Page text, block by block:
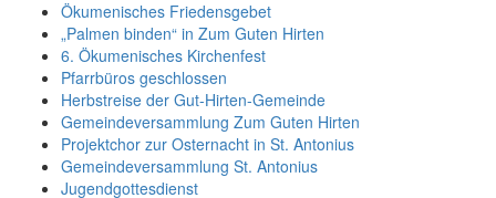
Ökumenisches Friedensgebet
„Palmen binden“ in Zum Guten Hirten
6. Ökumenisches Kirchenfest
Pfarrbüros geschlossen
Herbstreise der Gut-Hirten-Gemeinde
Gemeindeversammlung Zum Guten Hirten
Projektchor zur Osternacht in St. Antonius
Gemeindeversammlung St. Antonius
Jugendgottesdienst